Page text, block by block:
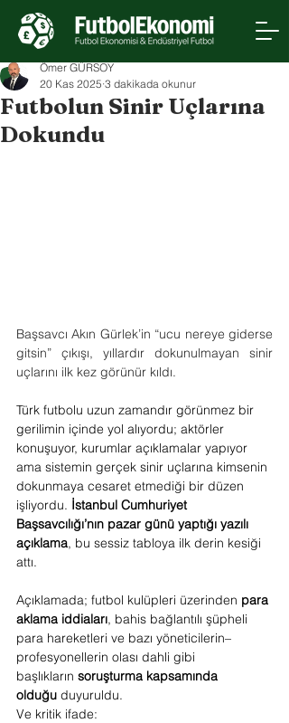
Futbolun Sinir Uçlarına
Dokundu
Ömer GÜRSOY
20 Kas 2025 3 dakikada okunur
Başsavcı Akın Gürlek’in “ucu nereye giderse
gitsin” çıkışı, yıllardır dokunulmayan sinir
uçlarını ilk kez görünür kıldı.
Türk futbolu uzun zamandır görünmez bir
gerilimin içinde yol alıyordu; aktörler
konuşuyor, kurumlar açıklamalar yapıyor
ama sistemin gerçek sinir uçlarına kimsenin
dokunmaya cesaret etmediği bir düzen
işliyordu. İstanbul Cumhuriyet
Başsavcılığı’nın pazar günü yaptığı yazılı
açıklama, bu sessiz tabloya ilk derin kesiği
attı.
Açıklamada; futbol kulüpleri üzerinden para
aklama iddiaları, bahis bağlantılı şüpheli
para hareketleri ve bazı yöneticilerin–
profesyonellerin olası dahli gibi
başlıkların soruşturma kapsamında
olduğu duyuruldu.
Ve kritik ifade: